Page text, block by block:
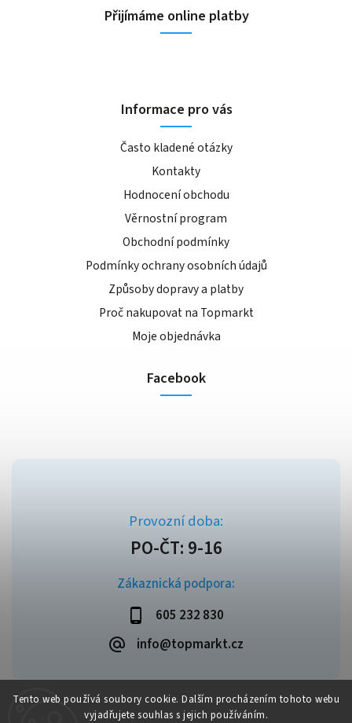
Tento web používá soubory cookie. Dalším procházením tohoto webu
vyjadřujete souhlas s jejich používáním.
Zákaznická podpora:
605 232 830
info@topmarkt.cz
Přijímáme online platby
Informace pro vás
Často kladené otázky
Kontakty
Hodnocení obchodu
Věrnostní program
Obchodní podmínky
Podmínky ochrany osobních údajů
Způsoby dopravy a platby
Proč nakupovat na Topmarkt
Moje objednávka
Facebook
Copyright 2026 Topmarkt.cz. Všechna práva vyhrazena.